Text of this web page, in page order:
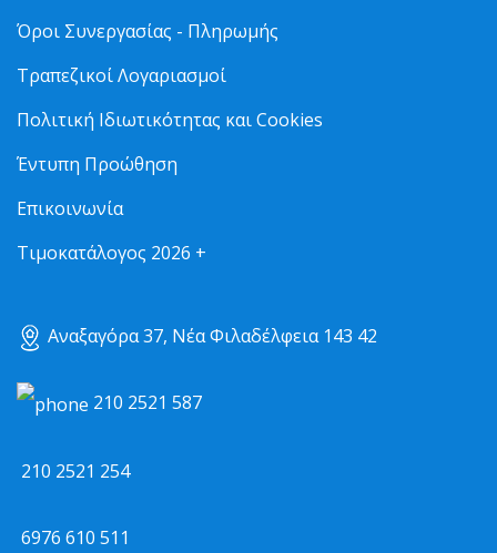
Όροι Συνεργασίας - Πληρωμής
Τραπεζικοί Λογαριασμοί
Πολιτική Ιδιωτικότητας και Cookies
Έντυπη Προώθηση
Επικοινωνία
Τιμοκατάλογος 2026 +
Αναξαγόρα 37, Νέα Φιλαδέλφεια 143 42
210 2521 587
210 2521 254
6976 610 511